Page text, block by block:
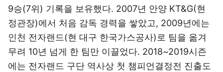
9승(7위) 기록을 보유했다. 2007년 안양 KT&G(현
정관장)에서 처음 감독 경력을 쌓았고, 2009년에는
인천 전자랜드(현 대구 한국가스공사)로 팀을 옮겨
무려 10년 넘게 한 팀만 이끌었다. 2018~2019시즌
에는 전자랜드 구단 역사상 첫 챔피언결정전 진출도